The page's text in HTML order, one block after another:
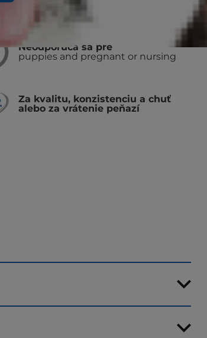
Neodporúča sa pre
puppies and pregnant or nursing
Za kvalitu, konzistenciu a chuť
alebo za vrátenie peňazí